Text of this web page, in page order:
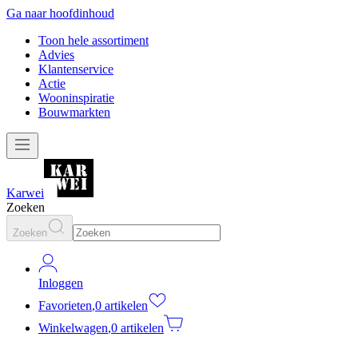
Ga naar hoofdinhoud
Toon hele assortiment
Advies
Klantenservice
Actie
Wooninspiratie
Bouwmarkten
Karwei
Zoeken
Zoeken
Inloggen
Favorieten,0 artikelen
Winkelwagen,0 artikelen